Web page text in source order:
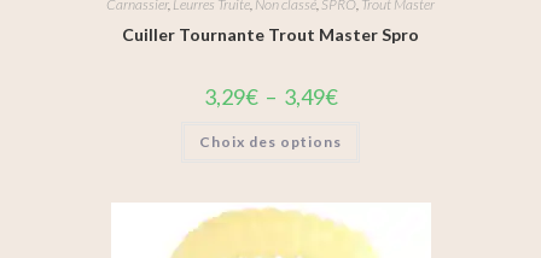
Carnassier, Leurres Truite, Non classé, SPRO, Trout Master
Cuiller Tournante Trout Master Spro
3,29€ – 3,49€
Choix des options